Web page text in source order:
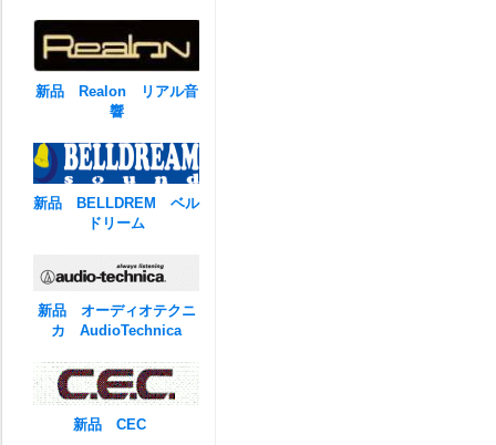
新品 Realon リアル音
響
新品 BELLDREM ベル
ドリーム
新品 オーディオテクニ
カ AudioTechnica
新品 CEC